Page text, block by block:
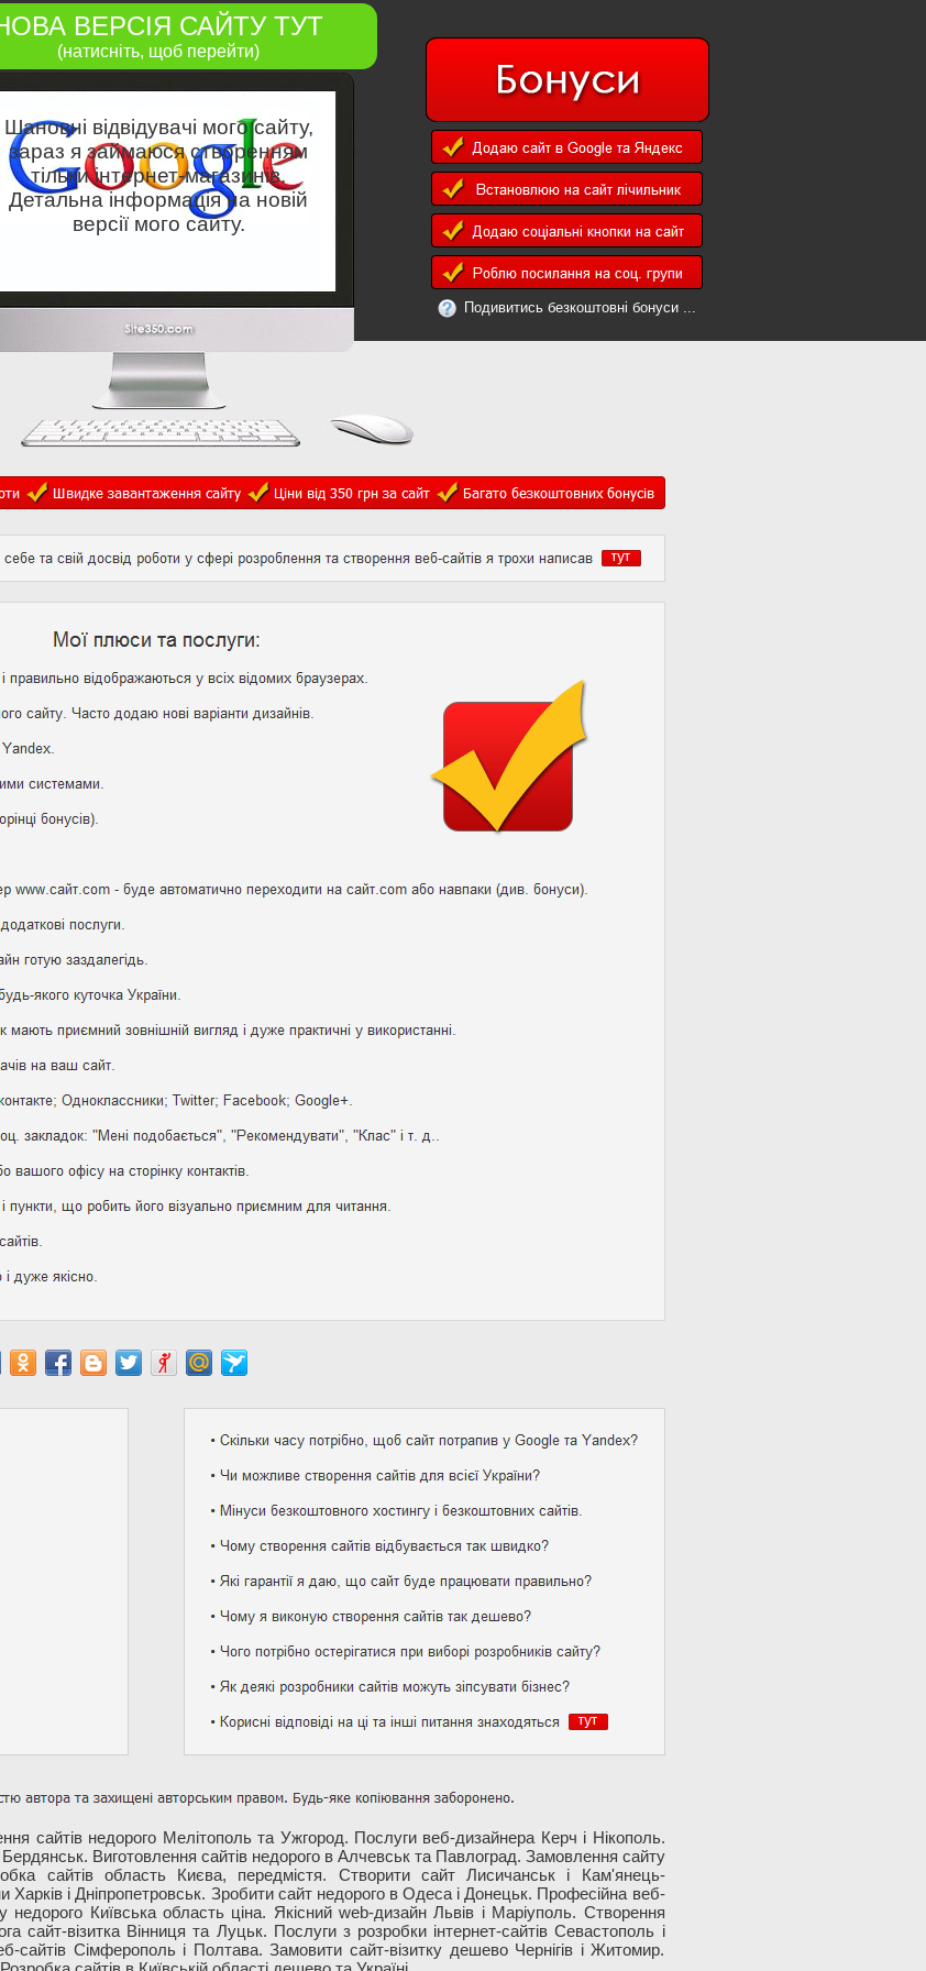
сайтів недорого Мелітополь та Ужгород. Послуги веб-дизайнера Керч і Нікополь.
Виготовлення сайтів недорого в Алчевськ та Павлоград. Замовлення сайту
сайтів область Києва, передмістя. Створити сайт Лисичанськ і Кам'янець-
Харків і Дніпропетровськ. Зробити сайт недорого в Одеса і Донецьк. Професійна веб-
недорого Київська область ціна. Якісний web-дизайн Львів і Маріуполь. Створення
сайт-візитка Вінниця та Луцьк. Послуги з розробки інтернет-сайтів Севастополь і
Сімферополь і Полтава. Замовити сайт-візитку дешево Чернігів і Житомир.
Подивитись безкоштовні бонуси ...
Шановні відвідувачі мого сайту,
зараз я займаюся створенням
тільки інтернет-магазинів.
Детальна інформація на новій
версії мого сайту.
ВЕРСІЯ САЙТУ ТУТ
(натисніть, щоб перейти)